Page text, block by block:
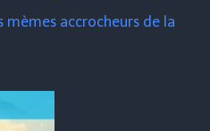
mèmes accrocheurs de la